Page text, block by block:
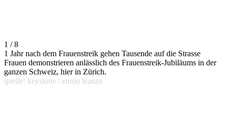
1 / 8
1 Jahr nach dem Frauenstreik gehen Tausende auf die Strasse
Frauen demonstrieren anlässlich des Frauenstreik-Jubiläums in der
ganzen Schweiz, hier in Zürich.
quelle: keystone / ennio leanza